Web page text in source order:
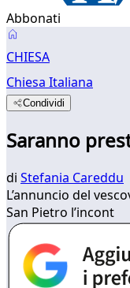
Abbonati
CHIESA
Chiesa Italiana
Condividi
Saranno
di Stefania Careddu
L’annuncio del
San Pietro l’incont